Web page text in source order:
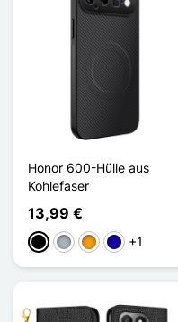
Honor 600-Hülle aus
Kohlefaser
13,99 €
Schwarz
GrauOrangeDunkelblau
+1